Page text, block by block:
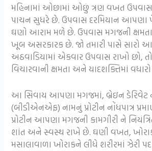
મહિનામાં ઓછામાં ઓછું ત્રણ વખત
પાચન સુધરે છે. ઉપવાસ દરમિયાન આપણા
ઘણો આરામ મળે છે. ઉપવાસ મગજની
ખૂબ અસરકારક છે. જો તમારી પાસે સારો
અઠવાડિયામાં એકવાર ઉપવાસ રાખો છો, તો
વિચારવાની ક્ષમતા અને યાદશક્તિમાં
આ સિવાય આપણા મગજમાં, બ્રેઇન ડેરિવેટ
(બીડીએનએફ) નામનું પ્રોટીન નોંધપાત્ર
પ્રોટીન આપણા મગજની કામગીરી ને
શાંત અને સ્વસ્થ રાખે છે. ઘણી વખત,
મસાલાવાળા ખોરાકને લીધે શરીરમાં ઝેરી